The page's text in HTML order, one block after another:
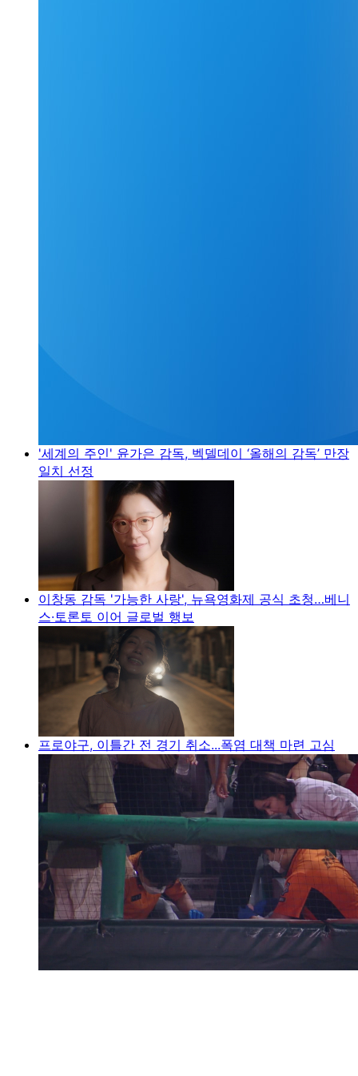
'세계의 주인' 윤가은 감독, 벡델데이 ‘올해의 감독’ 만장
일치 선정
이창동 감독 '가능한 사랑', 뉴욕영화제 공식 초청…베니
스·토론토 이어 글로벌 행보
프로야구, 이틀간 전 경기 취소...폭염 대책 마련 고심